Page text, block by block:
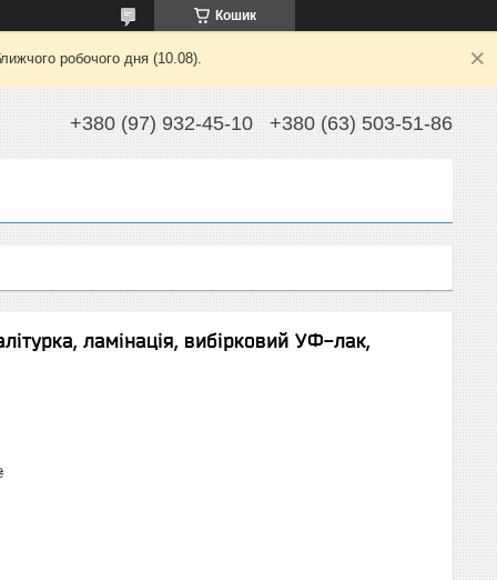
Кошик
робочого дня (10.08).
+380 (97) 932-45-10 +380 (63) 503-51-86
ламінація, вибірковий УФ-лак,